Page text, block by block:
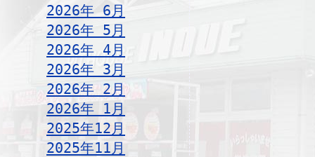
2026年 6月
2026年 5月
2026年 4月
2026年 3月
2026年 2月
2026年 1月
2025年12月
2025年11月